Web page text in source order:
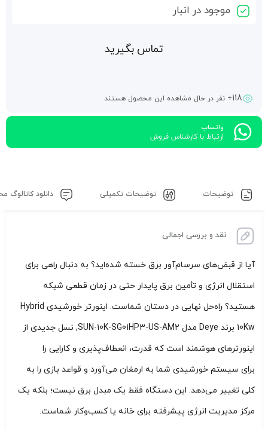
موجود در انبار
تماس بگیرید
118+ نفر در حال مشاهده این محصول هستند
واتساپ
ارتباط با کارشناس فروش
توضیحات توضیحات تکمیلی دانلود کاتالوگ
نقد و بررسی اجمالی
آیا از قبض‌های سرسام‌آور برق خسته شده‌اید؟ به دنبال راهی برای
استقلال انرژی و تأمین برق پایدار حتی در زمان قطعی شبکه
هستید؟ راه‌حل نهایی در دستان شماست. اینورتر خورشیدی Hybrid
10Kw برند Deye مدل SUN-10K-SG01HP3-US-AM2, نسل جدیدی از
اینورترهای هوشمند است که قدرت، انعطاف‌پذیری و کارایی را
برای سیستم خورشیدی شما به ارمغان می‌آورد و قواعد بازی را به
کلی تغییر می‌دهد. این دستگاه فقط یک مبدل برق نیست؛ بلکه یک
مرکز مدیریت انرژی پیشرفته برای خانه یا کسب‌وکار شماست.